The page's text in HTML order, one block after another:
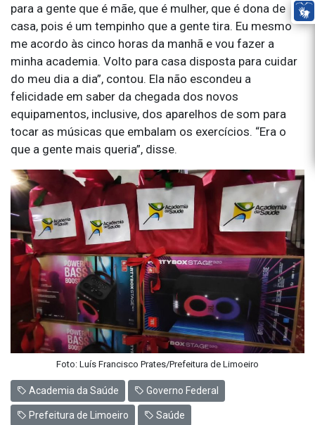
para a gente que é mãe, que é mulher, que é dona de
casa, pois é um tempinho que a gente tira. Eu mesmo
me acordo às cinco horas da manhã e vou fazer a
minha academia. Volto para casa disposta para cuidar
do meu dia a dia”, contou. Ela não escondeu a
felicidade em saber da chegada dos novos
equipamentos, inclusive, dos aparelhos de som para
tocar as músicas que embalam os exercícios. “Era o
que a gente mais queria”, disse.
Foto: Luís Francisco Prates/Prefeitura de Limoeiro
Academia da Saúde Governo Federal
Prefeitura de Limoeiro Saúde